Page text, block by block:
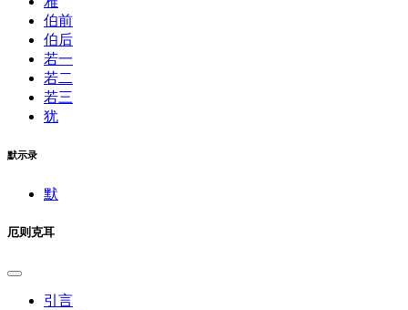
伯前
伯后
若一
若二
若三
犹
默示录
默
厄则克耳
引言